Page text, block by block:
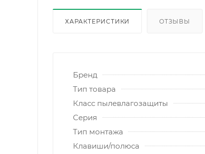
ХАРАКТЕРИСТИКИ ОТЗЫВЫ
Бренд
Тип товара
Класс пылевлагозащиты
Серия
Тип монтажа
Клавиши/полюса